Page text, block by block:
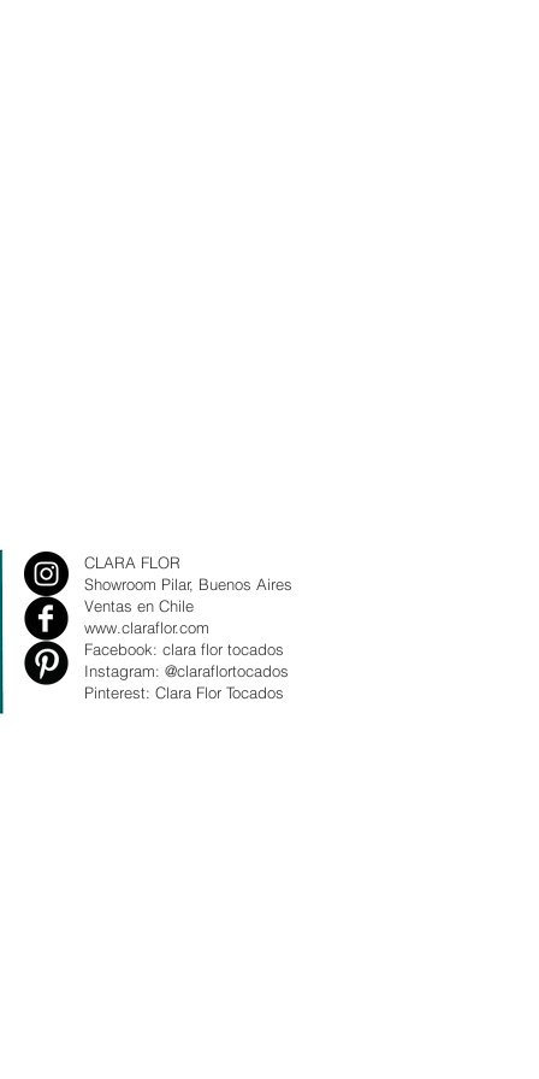
CLARA FLOR
Showroom Pilar, Buenos Aires
Ventas en Chile
www.claraflor.com
Facebook: clara flor tocados
Instagram: @claraflortocados
Pinterest: Clara Flor Tocados